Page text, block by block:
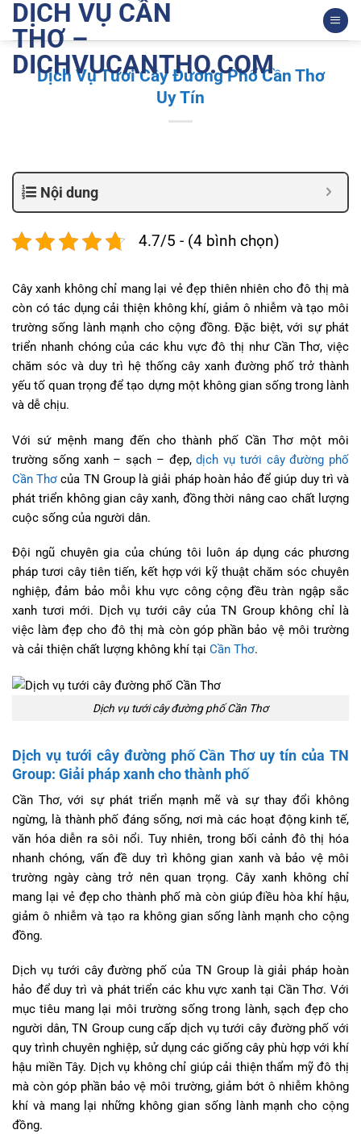
qua
dung
DỊCH VỤ CẦN
THƠ –
DICHVUCANTHO.COM
Dịch Vụ Tưới Cây Đường Phố Cần Thơ
Uy Tín
Nội dung
4.7/5 - (4 bình chọn)
Cây xanh không chỉ mang lại vẻ đẹp thiên nhiên cho đô thị mà
còn có tác dụng cải thiện không khí, giảm ô nhiễm và tạo môi
trường sống lành mạnh cho cộng đồng. Đặc biệt, với sự phát
triển nhanh chóng của các khu vực đô thị như Cần Thơ, việc
chăm sóc và duy trì hệ thống cây xanh đường phố trở thành
yếu tố quan trọng để tạo dựng một không gian sống trong lành
và dễ chịu.
Với sứ mệnh mang đến cho thành phố Cần Thơ một môi
trường sống xanh – sạch – đẹp,dịch vụ tưới cây đường phố
Cần Thơ của TN Group là giải pháp hoàn hảo để giúp duy trì và
phát triển không gian cây xanh, đồng thời nâng cao chất lượng
cuộc sống của người dân.
Đội ngũ chuyên gia của chúng tôi luôn áp dụng các phương
pháp tươi cây tiên tiến, kết hợp với kỹ thuật chăm sóc chuyên
nghiệp, đảm bảo mỗi khu vực công cộng đều tràn ngập sắc
xanh tươi mới. Dịch vụ tưới cây của TN Group không chỉ là
việc làm đẹp cho đô thị mà còn góp phần bảo vệ môi trường
và cải thiện chất lượng không khí tại Cần Thơ.
Dịch vụ tưới cây đường phố Cần Thơ
Dịch vụ tưới cây đường phố Cần Thơ uy tín của TN
Group: Giải pháp xanh cho thành phố
Cần Thơ, với sự phát triển mạnh mẽ và sự thay đổi không
ngừng, là thành phố đáng sống, nơi mà các hoạt động kinh tế,
văn hóa diễn ra sôi nổi. Tuy nhiên, trong bối cảnh đô thị hóa
nhanh chóng, vấn đề duy trì không gian xanh và bảo vệ môi
trường ngày càng trở nên quan trọng. Cây xanh không chỉ
mang lại vẻ đẹp cho thành phố mà còn giúp điều hòa khí hậu,
giảm ô nhiễm và tạo ra không gian sống lành mạnh cho cộng
đồng.
Dịch vụ tưới cây đường phố của TN Group là giải pháp hoàn
hảo để duy trì và phát triển các khu vực xanh tại Cần Thơ. Với
mục tiêu mang lại môi trường sống trong lành, sạch đẹp cho
người dân, TN Group cung cấp dịch vụ tưới cây đường phố với
quy trình chuyên nghiệp, sử dụng các giống cây phù hợp với khí
hậu miền Tây. Dịch vụ không chỉ giúp cải thiện thẩm mỹ đô thị
mà còn góp phần bảo vệ môi trường, giảm bớt ô nhiễm không
khí và mang lại những không gian sống lành mạnh cho cộng
đồng.